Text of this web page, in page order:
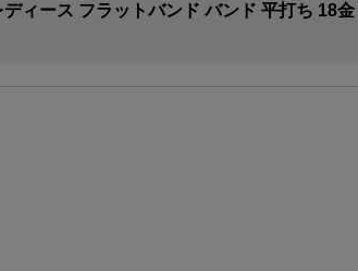
ィース フラットバンド バンド 平打ち